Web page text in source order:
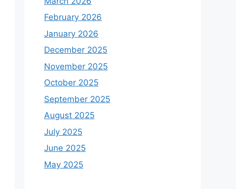
February 2026
January 2026
December 2025
November 2025
October 2025
September 2025
August 2025
July 2025
June 2025
May 2025